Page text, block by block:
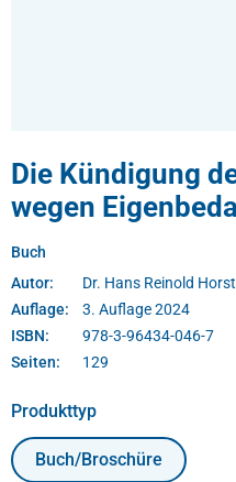
Die Kündigung
wegen
Buch
Autor:
Dr. Hans Reinold Horst
Auflage:
3. Auflage 2024
ISBN:
978-3-96434-046-7
Seiten:
129
Produkttypauswählen
Buch/Broschüre